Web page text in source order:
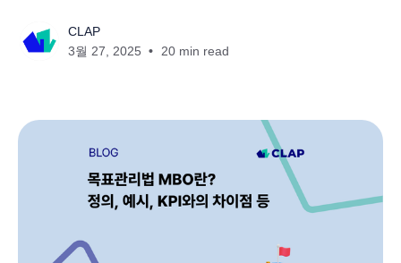
CLAP
3월 27, 2025
20 min read